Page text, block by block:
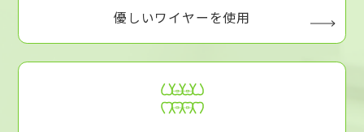
優しいワイヤーを使用